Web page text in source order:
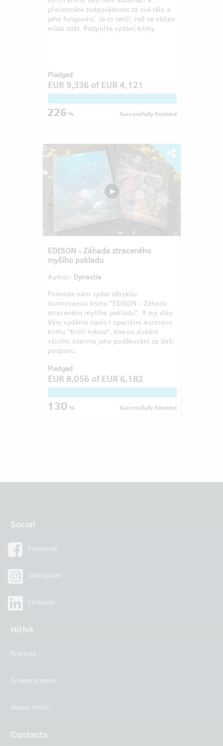
převezměte zodpovědnost za své tělo a
jeho fungování. Je to lehčí, než se občas
může zdát. Podpořte vydání knihy.
Pledged
EUR 9,336ofEUR 4,121
226% Successfully finished
EDISON - Záhada ztraceného
myšího pokladu
Author: Dynastie
Pomozte nám vydat dětskou
ilustrovanou knihu "EDISON - Záhada
ztraceného myšího pokladu". A my díky
Vám vydáme navíc i speciální autorovu
knihu "Krtčí město", kterou získáte
všichni zdarma jako poděkování za Vaši
podporu.
Pledged
EUR 8,056ofEUR 6,182
130% Successfully finished
Social
Facebook
Instagram
LinkedIn
Hithit
Projects
Create project
About Hithit
Contacts